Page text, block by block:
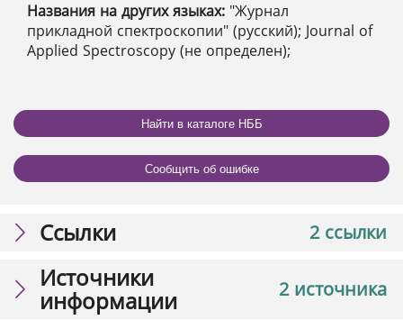
Названия на других языках: "Журнал
прикладной спектроскопии" (русский); Journal of
Applied Spectroscopy (не определен);
Найти в каталоге НББ
Сообщить об ошибке
2 ссылки
Ссылки
2 источника
Источники
информации